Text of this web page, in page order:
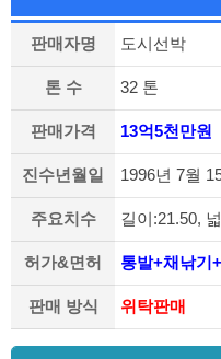
판매자명 도시선박
톤 수 32 톤
판매가격 13억5천만원
진수년월일 1996년 7월
주요치수 길이:21.50,
허가&면허 통발+채낚기
판매 방식 위탁판매